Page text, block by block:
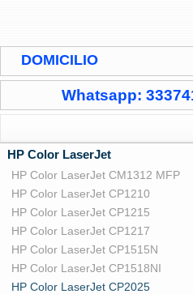
DOMICILIO
Whatsapp:
HP Color LaserJet
HP Color LaserJet CM1312 MFP
HP Color LaserJet CP1210
HP Color LaserJet CP1215
HP Color LaserJet CP1217
HP Color LaserJet CP1515N
HP Color LaserJet CP1518NI
HP Color LaserJet CP2025